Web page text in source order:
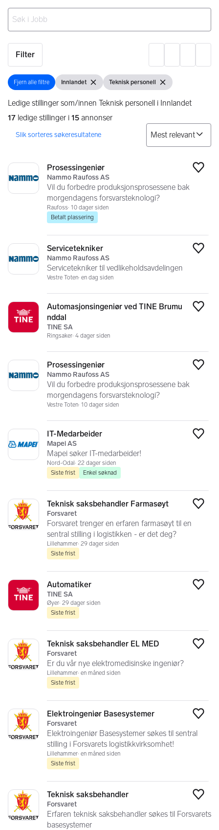
Filter
Fjern alle filtre
Fjern alle filtre Vis filter
Innlandet Fjern filterVis filter
Teknisk personell Fjern filter
Ledige stillinger som/innen Teknisk personell i Innlandet
17 ledige stillinger i 15 annonser
Søkeresultater
Prosessingeniør
Nammo Raufoss AS
Vil du forbedre produksjonsprosessene bak
morgendagens forsvarsteknologi?
Raufoss 10 dager siden
Betalt plassering
Servicetekniker
Nammo Raufoss AS
Servicetekniker til vedlikeholdsavdelingen
Vestre Toten en dag siden
Automasjonsingeniør ved TINE Brumu
nddal
TINE SA
Ringsaker 4 dager siden
Prosessingeniør
Nammo Raufoss AS
Vil du forbedre produksjonsprosessene bak
morgendagens forsvarsteknologi?
Vestre Toten 10 dager siden
IT-Medarbeider
Mapei AS
Mapei søker IT-medarbeider!
Nord-Odal
22 dager siden
Siste frist
Enkel søknad
Teknisk saksbehandler Farmasøyt
Forsvaret
Forsvaret trenger en erfaren farmasøyt til en
sentral stilling i logistikken - er det deg?
Lillehammer 29 dager siden
Siste frist
Automatiker
TINE SA
Øyer 29 dager siden
Siste frist
Teknisk saksbehandler EL MED
Forsvaret
Er du vår nye elektromedisinske ingeniør?
Lillehammer en måned siden
Siste frist
Elektroingeniør Basesystemer
Forsvaret
Elektroingeniør Basesystemer søkes til sentral
stilling i Forsvarets logistikkvirksomhet!
Lillehammer en måned siden
Siste frist
Teknisk saksbehandler
Forsvaret
Erfaren teknisk saksbehandler søkes til Forsvarets
basesystemer